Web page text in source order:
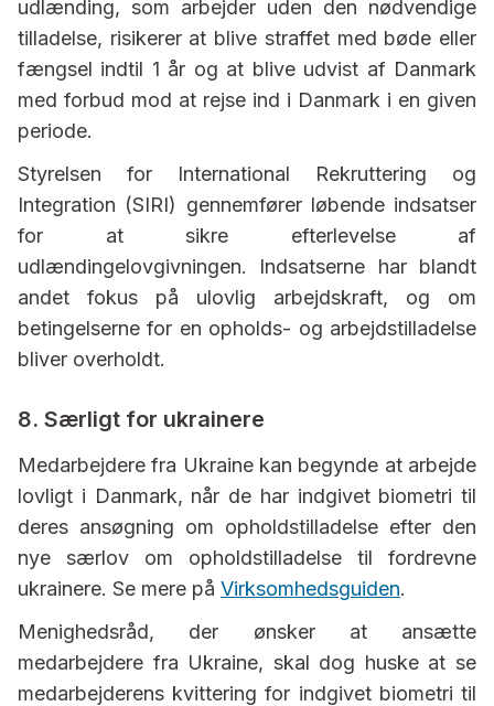
udlænding, som arbejder uden den nødvendige
tilladelse, risikerer at blive straffet med bøde eller
fængsel indtil 1 år og at blive udvist af Danmark
med forbud mod at rejse ind i Danmark i en given
periode.
Styrelsen for International Rekruttering og
Integration (SIRI) gennemfører løbende indsatser
for at sikre efterlevelse af
udlændingelovgivningen. Indsatserne har blandt
andet fokus på ulovlig arbejdskraft, og om
betingelserne for en opholds- og arbejdstilladelse
bliver overholdt.
8. Særligt for ukrainere
Medarbejdere fra Ukraine kan begynde at arbejde
lovligt i Danmark, når de har indgivet biometri til
deres ansøgning om opholdstilladelse efter den
nye særlov om opholdstilladelse til fordrevne
ukrainere. Se mere på Virksomhedsguiden.
Menighedsråd, der ønsker at ansætte
medarbejdere fra Ukraine, skal dog huske at se
medarbejderens kvittering for indgivet biometri til